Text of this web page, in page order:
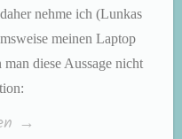
nehme ich (Lunkas
meinen Laptop
diese Aussage nicht
→